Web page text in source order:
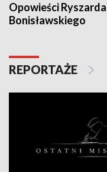
Opowieści Ryszarda
Bonisławskiego
REPORTAŻE